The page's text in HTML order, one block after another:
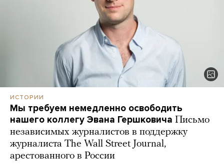
ИСТОРИИ
Мы требуем немедленно освободить
нашего коллегу Эвана Гершковича Письмо
независимых журналистов в поддержку
журналиста The Wall Street Journal,
арестованного в России